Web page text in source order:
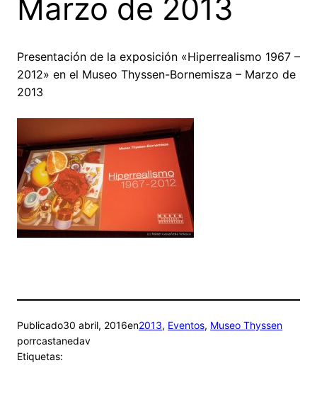
Marzo de 2013
Presentación de la exposición «Hiperrealismo 1967 –
2012» en el Museo Thyssen-Bornemisza – Marzo de
2013
Publicado30 abril, 2016en2013, Eventos, Museo Thyssen
porrcastanedav
Etiquetas: